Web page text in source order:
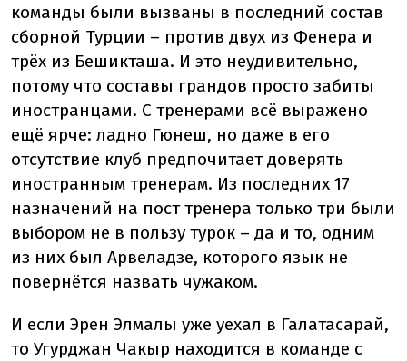
команды были вызваны в последний состав
сборной Турции – против двух из Фенера и
трёх из Бешикташа. И это неудивительно,
потому что составы грандов просто забиты
иностранцами. С тренерами всё выражено
ещё ярче: ладно Гюнеш, но даже в его
отсутствие клуб предпочитает доверять
иностранным тренерам. Из последних 17
назначений на пост тренера только три были
выбором не в пользу турок – да и то, одним
из них был Арвеладзе, которого язык не
повернётся назвать чужаком.
И если Эрен Элмалы уже уехал в Галатасарай,
то Угурджан Чакыр находится в команде с